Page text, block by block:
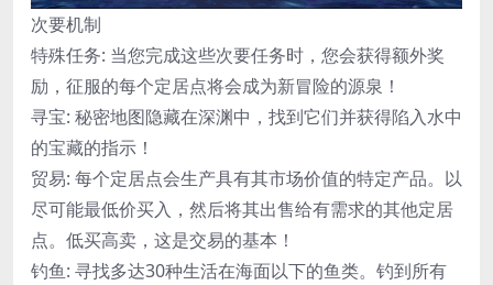
次要机制
特殊任务: 当您完成这些次要任务时，您会获得额外奖
励，征服的每个定居点将会成为新冒险的源泉！
寻宝: 秘密地图隐藏在深渊中，找到它们并获得陷入水中
的宝藏的指示！
贸易: 每个定居点会生产具有其市场价值的特定产品。以
尽可能最低价买入，然后将其出售给有需求的其他定居
点。低买高卖，这是交易的基本！
钓鱼: 寻找多达30种生活在海面以下的鱼类。钓到所有